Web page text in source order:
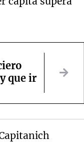
que ir